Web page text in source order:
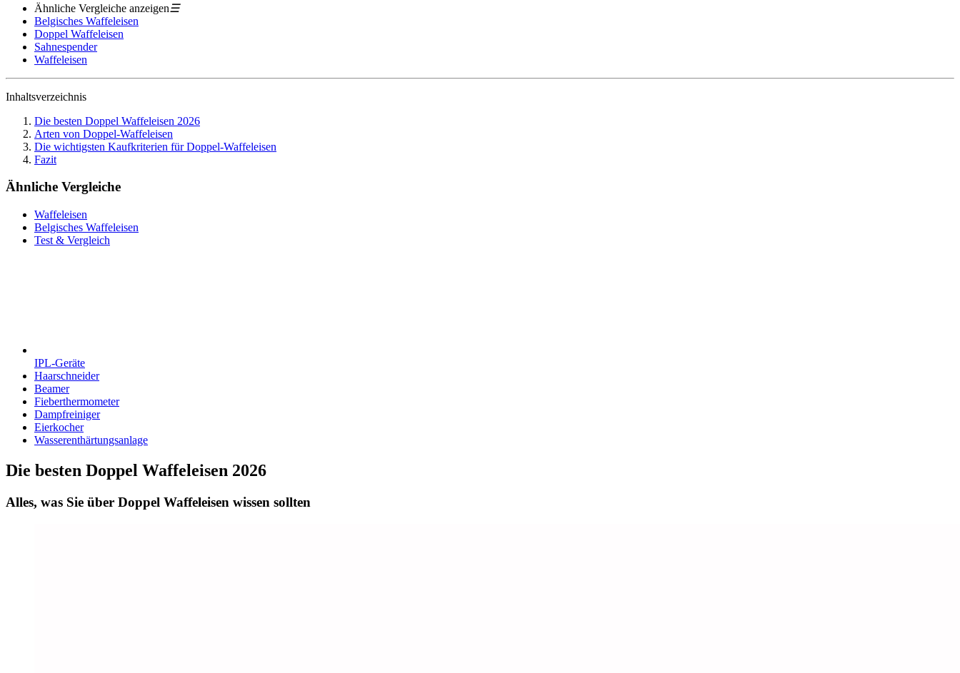
Ähnliche Vergleiche anzeigen☰
Belgisches Waffeleisen
Doppel Waffeleisen
Sahnespender
Waffeleisen
Inhaltsverzeichnis
Die besten Doppel Waffeleisen 2026
Arten von Doppel-Waffeleisen
Die wichtigsten Kaufkriterien für Doppel-Waffeleisen
Fazit
Ähnliche Vergleiche
Waffeleisen
Belgisches Waffeleisen
Test & Vergleich
IPL-Geräte
Haarschneider
Beamer
Fieberthermometer
Dampfreiniger
Eierkocher
Wasserenthärtungsanlage
Die besten Doppel Waffeleisen 2026
Alles, was Sie über Doppel Waffeleisen wissen sollten